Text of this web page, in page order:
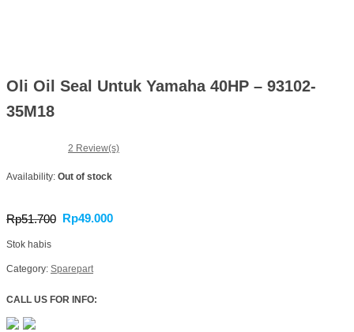
Oli Oil Seal Untuk Yamaha 40HP – 93102-
35M18
2 Review(s)
Availability: Out of stock
Rp51.700 Rp49.000
Stok habis
Category: Sparepart
CALL US FOR INFO: